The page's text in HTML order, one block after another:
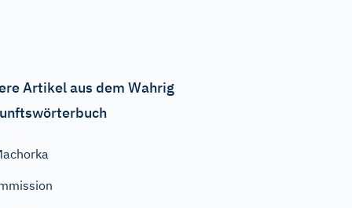
Artikel aus dem Wahrig